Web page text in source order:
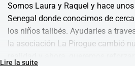
Somos Laura y Raquel y hace
Senegal donde conocimos de
los niños talibés. Ayudarles a
la asociación La Pirogue cambió
Lire la suite